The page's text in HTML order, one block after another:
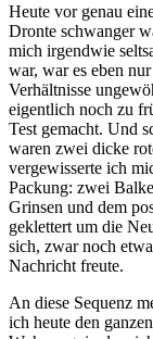
Heute vor genau
Dronte schwanger
mich irgendwie
war, war es eben
Verhältnisse
eigentlich noch zu
Test gemacht. Und
waren zwei dicke
vergewisserte ich
Packung: zwei
Grinsen und dem
geklettert um die
sich, zwar noch
Nachricht freute.
An diese Sequenz
ich heute den